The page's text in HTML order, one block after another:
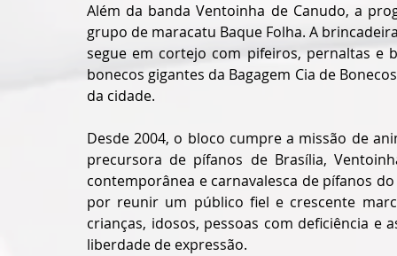
Além da banda Ventoinha de Canudo, a
grupo de maracatu Baque Folha. A
segue em cortejo com pifeiros, pernaltas e
bonecos gigantes da Bagagem Cia de
da cidade.
Desde 2004, o bloco cumpre a missão de
precursora de pífanos de Brasília,
contemporânea e carnavalesca de pífanos
por reunir um público fiel e crescente
crianças, idosos, pessoas com deficiência e
liberdade de expressão.